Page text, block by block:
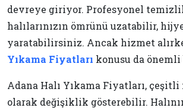
devreye giriyor. Profesyonel
halılarınızın ömrünü uzatabilir,
yaratabilirsiniz. Ancak hizmet
Yıkama Fiyatları konusu da
Adana Halı Yıkama Fiyatları,
olarak değişiklik gösterebilir.